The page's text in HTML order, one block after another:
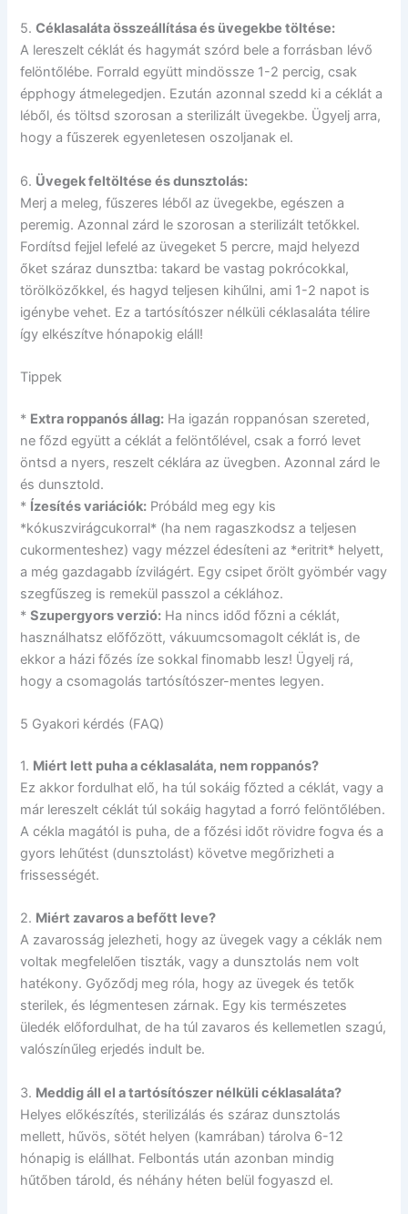
5.Céklasaláta összeállítása és üvegekbe töltése:
A lereszelt céklát és hagymát szórd bele a forrásban lévő
felöntőlébe. Forrald együtt mindössze 1-2 percig, csak
épphogy átmelegedjen. Ezután azonnal szedd ki a céklát a
léből, és töltsd szorosan a sterilizált üvegekbe. Ügyelj arra,
hogy a fűszerek egyenletesen oszoljanak el.
6. Üvegek feltöltése és dunsztolás:
Merj a meleg, fűszeres léből az üvegekbe, egészen a
peremig. Azonnal zárd le szorosan a sterilizált tetőkkel.
Fordítsd fejjel lefelé az üvegeket 5 percre, majd helyezd
őket száraz dunsztba: takard be vastag pokrócokkal,
törölközőkkel, és hagyd teljesen kihűlni, ami 1-2 napot is
igénybe vehet. Ez a tartósítószer nélküli céklasaláta télire
így elkészítve hónapokig eláll!
Tippek
* Extra roppanós állag: Ha igazán roppanósan szereted,
ne főzd együtt a céklát a felöntőlével, csak a forró levet
öntsd a nyers, reszelt céklára az üvegben. Azonnal zárd le
és dunsztold.
* Ízesítés variációk: Próbáld meg egy kis
*kókuszvirágcukorral* (ha nem ragaszkodsz a teljesen
cukormenteshez) vagy mézzel édesíteni az *eritrit* helyett,
a még gazdagabb ízvilágért. Egy csipet őrölt gyömbér vagy
szegfűszeg is remekül passzol a céklához.
*Szupergyors verzió: Ha nincs időd főzni a céklát,
használhatsz előfőzött, vákuumcsomagolt céklát is, de
ekkor a házi főzés íze sokkal finomabb lesz! Ügyelj rá,
hogy a csomagolás tartósítószer-mentes legyen.
5 Gyakori kérdés (FAQ)
1. Miért lett puha a céklasaláta, nem roppanós?
Ez akkor fordulhat elő, ha túl sokáig főzted a céklát, vagy a
már lereszelt céklát túl sokáig hagytad a forró felöntőlében.
A cékla magától is puha, de a főzési időt rövidre fogva és a
gyors lehűtést (dunsztolást) követve megőrizheti a
frissességét.
2. Miért zavaros a befőtt leve?
A zavarosság jelezheti, hogy az üvegek vagy a céklák nem
voltak megfelelően tiszták, vagy a dunsztolás nem volt
hatékony. Győződj meg róla, hogy az üvegek és tetők
sterilek, és légmentesen zárnak. Egy kis természetes
üledék előfordulhat, de ha túl zavaros és kellemetlen szagú,
valószínűleg erjedés indult be.
3. Meddig áll el a tartósítószer nélküli céklasaláta?
Helyes előkészítés, sterilizálás és száraz dunsztolás
mellett, hűvös, sötét helyen (kamrában) tárolva 6-12
hónapig is elállhat. Felbontás után azonban mindig
hűtőben tárold, és néhány héten belül fogyaszd el.